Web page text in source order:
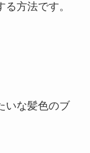
方法です。
いな髪色のブ